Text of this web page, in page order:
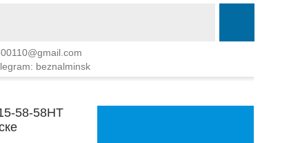
beznalminsk
58-58HT